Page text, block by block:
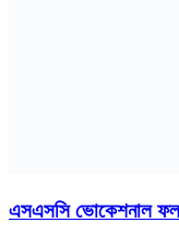
এসএসসি ভোকেশনাল ফল